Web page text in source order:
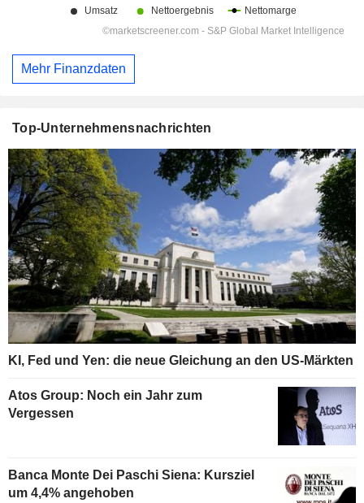
Mehr Finanzdaten
Top-Unternehmensnachrichten
KI, Fed und Yen: die neue Gleichung an den US-Märkten
Atos Group: Noch ein Jahr zum
Vergessen
Banca Monte Dei Paschi Siena: Kursziel
um 4,4% angehoben